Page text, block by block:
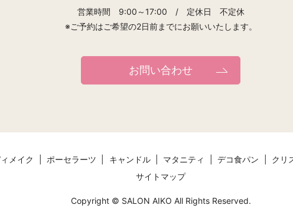
営業時間 9:00～17:00 / 定休日 不定休
※ご予約はご希望の2日前までにお願いいたします。
お問い合わせ
メイク ポーセラーツ キャンドル マタニティ デコ食パン クリ
サイトマップ
Copyright © SALON AIKO All Rights Reserved.